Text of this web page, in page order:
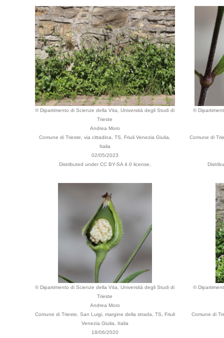
© Dipartimento di Scienze della Vita, Università degli Studi di
Trieste
Andrea Moro
Comune di Trieste, via cittadina, TS, Friuli Venezia Giulia,
Italia
02/05/2023
Distributed under CC BY-SA 4.0 license.
©
Comune di
© Dipartimento di Scienze della Vita, Università degli Studi di
Trieste
Andrea Moro
Comune di Trieste, San Luigi, margine della strada, TS, Friuli
Venezia Giulia, Italia
18/06/2020
©
Comune di